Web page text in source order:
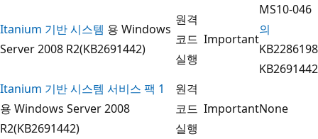
Itanium 기반 시스템 용 Windows
Server 2008 R2(KB2691442)
원격
코드
실행
Important
MS10-046
의
KB2286198
KB2691442
Itanium 기반 시스템 서비스 팩 1
용 Windows Server 2008
R2(KB2691442)
원격
코드
실행
ImportantNone